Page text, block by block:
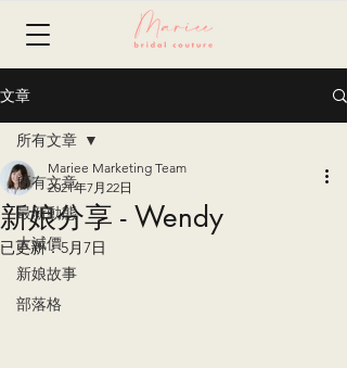
文章
所有文章
最新動態
大減價
新娘故事
部落格
所有文章
新娘分享 - Wendy
Mariee Marketing Team
2021年7月22日
已更新：5月7日